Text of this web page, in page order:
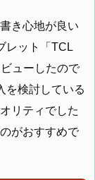
き心地が良い
レット「TCL
ューしたので
を検討している
リティでした
がおすすめで